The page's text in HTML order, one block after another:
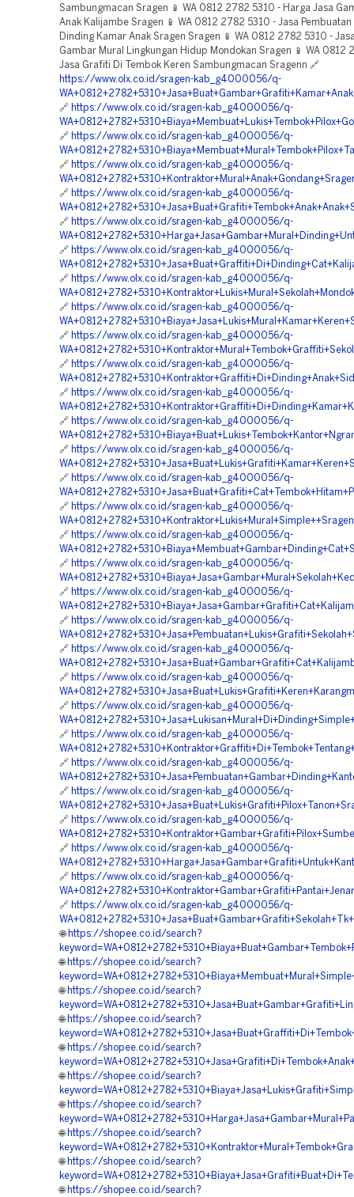
https://www.olx.co.id/sragen-kab_g4000056/q-
🔗 https://www.olx.co.id/sragen-kab_g4000056/q-
🔗 https://www.olx.co.id/sragen-kab_g4000056/q-
🔗 https://www.olx.co.id/sragen-kab_g4000056/q-
🔗 https://www.olx.co.id/sragen-kab_g4000056/q-
🔗 https://www.olx.co.id/sragen-kab_g4000056/q-
🔗 https://www.olx.co.id/sragen-kab_g4000056/q-
🔗 https://www.olx.co.id/sragen-kab_g4000056/q-
🔗 https://www.olx.co.id/sragen-kab_g4000056/q-
🔗 https://www.olx.co.id/sragen-kab_g4000056/q-
🔗 https://www.olx.co.id/sragen-kab_g4000056/q-
🔗 https://www.olx.co.id/sragen-kab_g4000056/q-
🔗 https://www.olx.co.id/sragen-kab_g4000056/q-
🔗 https://www.olx.co.id/sragen-kab_g4000056/q-
🔗 https://www.olx.co.id/sragen-kab_g4000056/q-
🔗 https://www.olx.co.id/sragen-kab_g4000056/q-
WA+0812+2782+5310+Kontraktor+Lukis+Mural+Simple++Sragen
🔗 https://www.olx.co.id/sragen-kab_g4000056/q-
🔗 https://www.olx.co.id/sragen-kab_g4000056/q-
🔗 https://www.olx.co.id/sragen-kab_g4000056/q-
🔗 https://www.olx.co.id/sragen-kab_g4000056/q-
🔗 https://www.olx.co.id/sragen-kab_g4000056/q-
🔗 https://www.olx.co.id/sragen-kab_g4000056/q-
🔗 https://www.olx.co.id/sragen-kab_g4000056/q-
🔗 https://www.olx.co.id/sragen-kab_g4000056/q-
🔗 https://www.olx.co.id/sragen-kab_g4000056/q-
🔗 https://www.olx.co.id/sragen-kab_g4000056/q-
🔗 https://www.olx.co.id/sragen-kab_g4000056/q-
🔗 https://www.olx.co.id/sragen-kab_g4000056/q-
🔗 https://www.olx.co.id/sragen-kab_g4000056/q-
🔗 https://www.olx.co.id/sragen-kab_g4000056/q-
🌐 https://shopee.co.id/search?
🌐 https://shopee.co.id/search?
🌐 https://shopee.co.id/search?
🌐 https://shopee.co.id/search?
🌐 https://shopee.co.id/search?
🌐 https://shopee.co.id/search?
🌐 https://shopee.co.id/search?
🌐 https://shopee.co.id/search?
🌐 https://shopee.co.id/search?
🌐 https://shopee.co.id/search?